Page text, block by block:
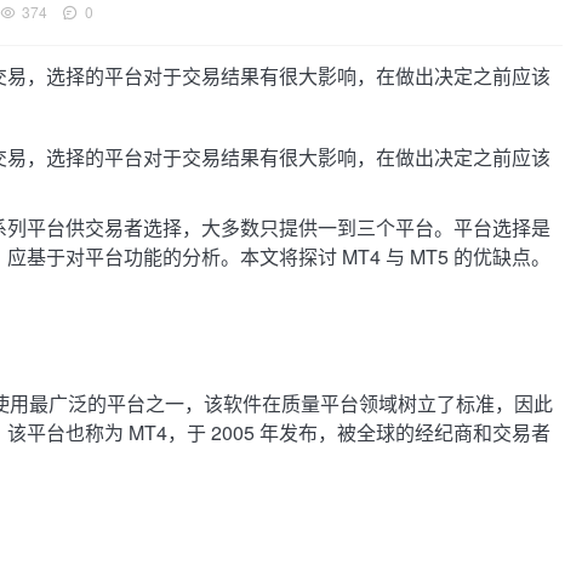
374 0
，选择的平台对于交易结果有很大影响，在做出决定之前应该
，选择的平台对于交易结果有很大影响，在做出决定之前应该
平台供交易者选择，大多数只提供一到三个平台。平台选择是
基于对平台功能的分析。本文将探讨 MT4 与 MT5 的优缺点。
用最广泛的平台之一，该软件在质量平台领域树立了标准，因此
平台也称为 MT4，于 2005 年发布，被全球的经纪商和交易者